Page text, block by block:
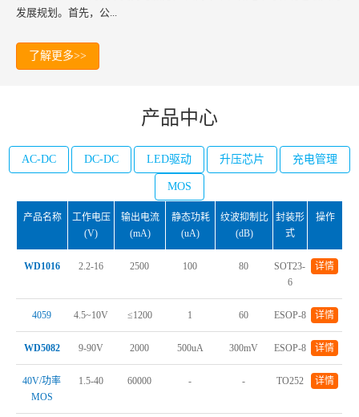
发展规划。首先，公...
了解更多>>
产品中心
AC-DC DC-DC LED驱动 升压芯片 充电管理
MOS
产品名称
工作电压
(V)
输出电流
(mA)
静态功耗
(uA)
纹波抑制比
(dB)
封装形
式
操作
WD1016 2.2-16 2500 100 80
SOT23-
6
详情
4059 4.5~10V ≤1200 1 60 ESOP-8 详情
WD5082 9-90V 2000 500uA 300mV ESOP-8 详情
40V/功率
MOS
1.5-40 60000 - - TO252 详情